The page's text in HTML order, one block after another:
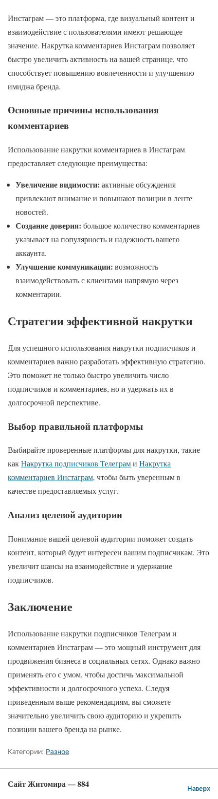
Инстаграм — это платформа, где визуальный контент и
взаимодействие с пользователями имеют решающее
значение. Накрутка комментариев Инстаграм позволяет
быстро увеличить активность на вашей странице, что
способствует повышению вовлеченности и улучшению
имиджа бренда.
Основные причины использования
комментариев
Использование накрутки комментариев в Инстаграм
предоставляет следующие преимущества:
Увеличение видимости: активные обсуждения
привлекают внимание и повышают позиции в ленте
новостей.
Создание доверия: большое количество комментариев
указывает на популярность и надежность вашего
аккаунта.
Улучшение коммуникации: возможность
взаимодействовать с клиентами напрямую через
комментарии.
Стратегии эффективной накрутки
Для успешного использования накрутки подписчиков и
комментариев важно разработать эффективную стратегию.
Это поможет не только быстро увеличить число
подписчиков и комментариев, но и удержать их в
долгосрочной перспективе.
Выбор правильной платформы
Выбирайте проверенные платформы для накрутки, такие
какНакрутка подписчиков Телеграми Накрутка
комментариев Инстаграм, чтобы быть уверенным в
качестве предоставляемых услуг.
Анализ целевой аудитории
Понимание вашей целевой аудитории поможет создать
контент, который будет интересен вашим подписчикам. Это
увеличит шансы на взаимодействие и удержание
подписчиков.
Заключение
Использование накрутки подписчиков Телеграм и
комментариев Инстаграм — это мощный инструмент для
продвижения бизнеса в социальных сетях. Однако важно
применять его с умом, чтобы достичь максимальной
эффективности и долгосрочного успеха. Следуя
приведенным выше рекомендациям, вы сможете
значительно увеличить свою аудиторию и укрепить
позиции вашего бренда на рынке.
Категории: Разное
Сайт Житомира — 884 Наверх